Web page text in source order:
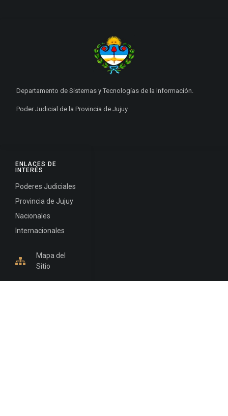
ENLACES DE
INTERÉS
Poderes Judiciales
Provincia de Jujuy
Nacionales
Internacionales
Mapa del
Sitio
Departamento de Sistemas y Tecnologías de la Información.
Poder Judicial de la Provincia de Jujuy